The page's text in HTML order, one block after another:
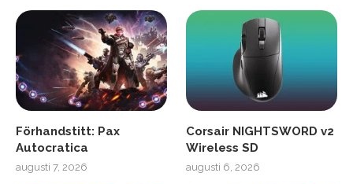
Förhandstitt: Pax
Autocratica
augusti 7, 2026
Corsair NIGHTSWORD v2
Wireless SD
augusti 6, 2026